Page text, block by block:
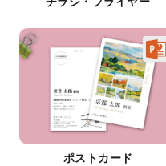
ポストカード